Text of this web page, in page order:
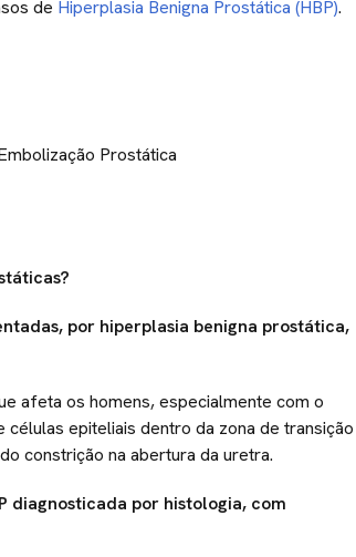
de Hiperplasia Benigna Prostática (HBP).
por hiperplasia benigna prostática,
afeta os homens, especialmente com o
epiteliais dentro da zona de transição
constrição na abertura da uretra.
diagnosticada por histologia, com